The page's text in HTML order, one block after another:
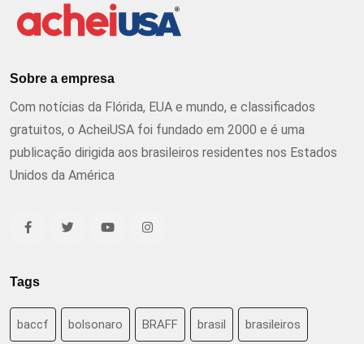
Sobre a empresa
Com notícias da Flórida, EUA e mundo, e classificados
gratuitos, o AcheiUSA foi fundado em 2000 e é uma
publicação dirigida aos brasileiros residentes nos Estados
Unidos da América
Tags
baccf bolsonaro BRAFF brasil brasileiros